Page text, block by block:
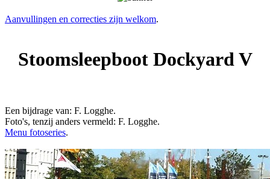
Aanvullingen en correcties zijn welkom.
Stoomsleepboot Dockyard V
Een bijdrage van: F. Logghe.
Foto's, tenzij anders vermeld: F. Logghe.
Menu fotoseries.